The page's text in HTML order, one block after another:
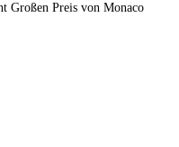
Großen Preis von Monaco